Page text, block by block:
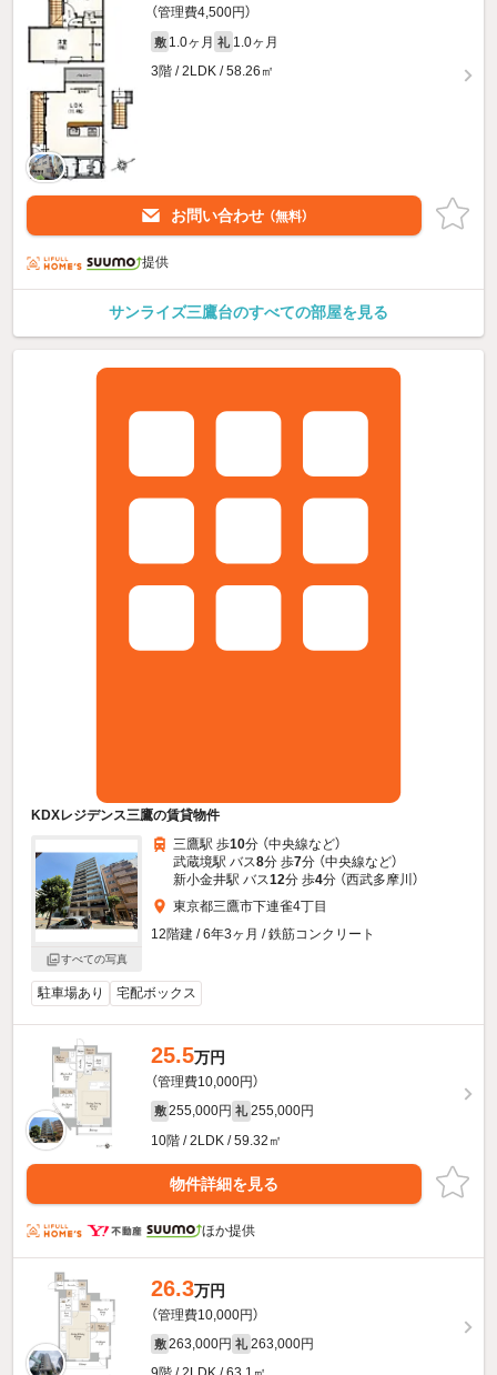
（管理費4,500円）
敷 1.0ヶ月 礼 1.0ヶ月
3階 / 2LDK / 58.26㎡
お問い合わせ （無料）
提供
サンライズ三鷹台のすべての部屋を見る
KDXレジデンス三鷹の賃貸物件
すべての写真
三鷹駅 歩10分 （中央線など）
武蔵境駅 バス8分 歩7分 （中央線など）
新小金井駅 バス12分 歩4分 （西武多摩川）
東京都三鷹市下連雀4丁目
12階建 / 6年3ヶ月 / 鉄筋コンクリート
駐車場あり 宅配ボックス
25.5万円
（管理費10,000円）
敷 255,000円 礼 255,000円
10階 / 2LDK / 59.32㎡
物件詳細を見る
ほか提供
26.3万円
（管理費10,000円）
敷 263,000円 礼 263,000円